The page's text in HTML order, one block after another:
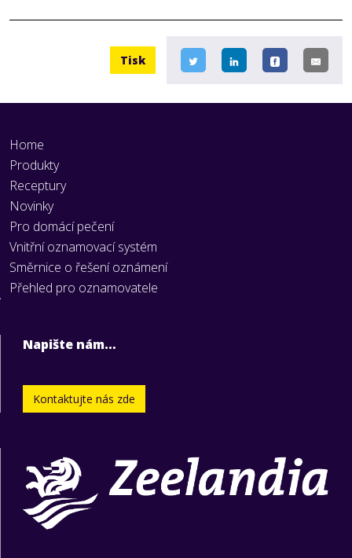
Tisk
Home
Produkty
Receptury
Novinky
Pro domácí pečení
Vnitřní oznamovací systém
Směrnice o řešení oznámení
Přehled pro oznamovatele
Napište nám…
Kontaktujte nás zde